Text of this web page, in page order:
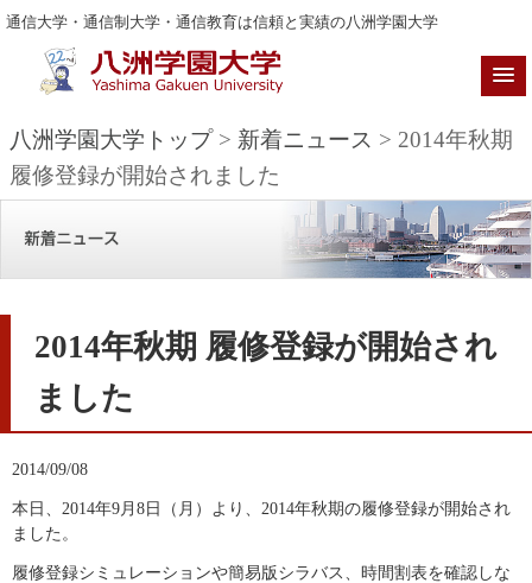
通信大学・通信制大学・通信教育は信頼と実績の八洲学園大学
八洲学園大学トップ> 新着ニュース > 2014年秋期
履修登録が開始されました
2014年秋期 履修登録が開始され
ました
2014/09/08
本日、2014年9月8日（月）より、2014年秋期の履修登録が開始され
ました。
履修登録シミュレーションや簡易版シラバス、時間割表を確認しな